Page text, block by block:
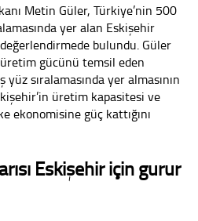
Metin Güler, Türkiye’nin 500
yer alan Eskişehir
bulundu. Güler
üretim gücünü temsil eden
sıralamasında yer almasının
üretim kapasitesi ve
ekonomisine güç kattığını
Eskişehir için gurur